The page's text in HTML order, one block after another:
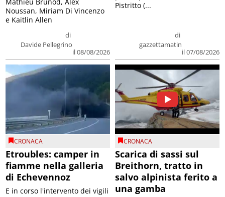
di
Davide Pellegrino
il 08/08/2026
Noussan, Miriam Di Vincenzo
e Kaitlin Allen
di
gazzettamatin
il 07/08/2026
Pistritto (...
CRONACA
Etroubles: camper in
fiamme nella galleria
di Echevennoz
E in corso l'intervento dei vigili
CRONACA
Scarica di sassi sul
Breithorn, tratto in
salvo alpinista ferito a
una gamba